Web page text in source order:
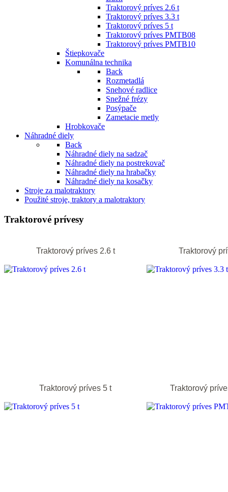
Traktorový príves 2.6 t
Traktorový príves 3.3 t
Traktorový príves 5 t
Traktorový príves PMTB08
Traktorový príves PMTB10
Štiepkovače
Komunálna technika
Back
Rozmetadlá
Snehové radlice
Snežné frézy
Posýpače
Zametacie metly
Hrobkovače
Náhradné diely
Back
Náhradné diely na sadzač
Náhradné diely na postrekovač
Náhradné diely na hrabačky
Náhradné diely na kosačky
Stroje za malotraktory
Použité stroje, traktory a malotraktory
Traktorové prívesy
Traktorový príves 2.6 t Traktorový
Traktorový príves 5 t Traktorový